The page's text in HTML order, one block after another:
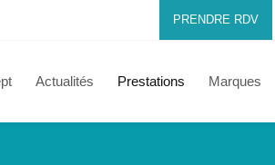
PRENDRE RDV
Actualités Prestations Marques